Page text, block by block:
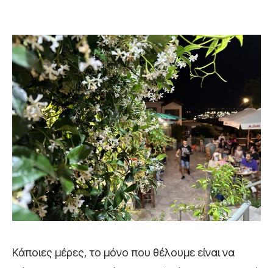
Κάποιες μέρες, το μόνο που θέλουμε είναι να